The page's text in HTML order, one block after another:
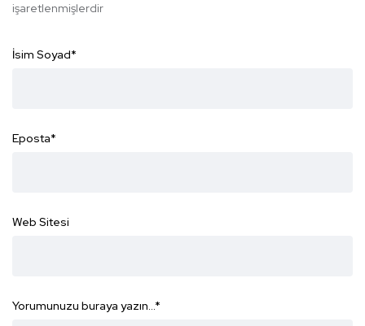
işaretlenmişlerdir
İsim Soyad*
Eposta*
Web Sitesi
Yorumunuzu buraya yazın...*